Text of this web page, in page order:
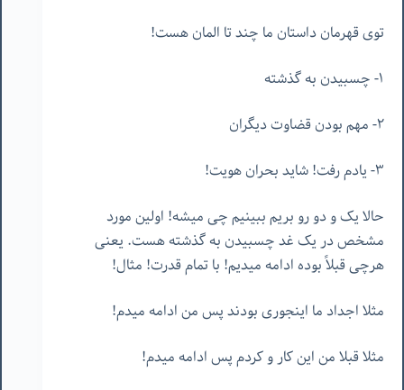
توی قهرمان داستان ما چند تا المان هست!
١- چسبیدن به گذشته
٢- مهم بودن قضاوت دیگران
٣- یادم رفت! شاید بحران هویت!
حالا یک و دو رو بریم ببینیم چی میشه! اولین مورد
مشخص در یک غد چسبیدن به گذشته هست. یعنی
هرچی قبلاً بوده ادامه میدیم! با تمام قدرت! مثال!
مثلا اجداد ما اینجوری بودند پس من ادامه میدم!
مثلا قبلا من این کار و کردم پس ادامه میدم!